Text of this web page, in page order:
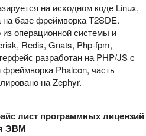
на исходном коде Linux,
базе фреймворка T2SDE.
операционной системы и
Redis, Gnats, Php-fpm,
разработан на PHP/JS c
фреймворка Phalcon, часть
на Zephyr.
лист программных лицензий
ЭВМ